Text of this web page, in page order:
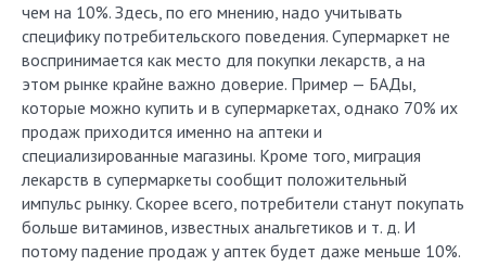
чем на 10%. Здесь, по его мнению, надо учитывать
специфику потребительского поведения. Супермаркет не
воспринимается как место для покупки лекарств, а на
этом рынке крайне важно доверие. Пример — БАДы,
которые можно купить и в супермаркетах, однако 70% их
продаж приходится именно на аптеки и
специализированные магазины. Кроме того, миграция
лекарств в супермаркеты сообщит положительный
импульс рынку. Скорее всего, потребители станут покупать
больше витаминов, известных анальгетиков и т. д. И
потому падение продаж у аптек будет даже меньше 10%.